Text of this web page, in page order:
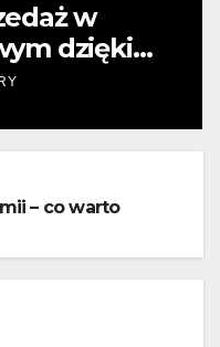
Co to jest
automation i
– co warto